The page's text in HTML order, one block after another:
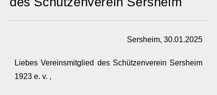
Sersheim, 30.01.2025
Liebes Vereinsmitglied des Schützenverein Sersheim
1923 e. v. ,